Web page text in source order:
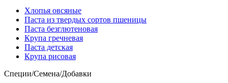
Хлопья овсяные
Паста из твердых сортов пшеницы
Паста безглютеновая
Крупа гречневая
Паста детская
Крупа рисовая
Специи/Семена/Добавки